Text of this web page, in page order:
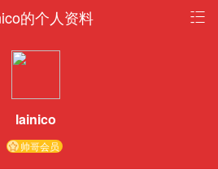
的个人资料
lainico
帅哥会员